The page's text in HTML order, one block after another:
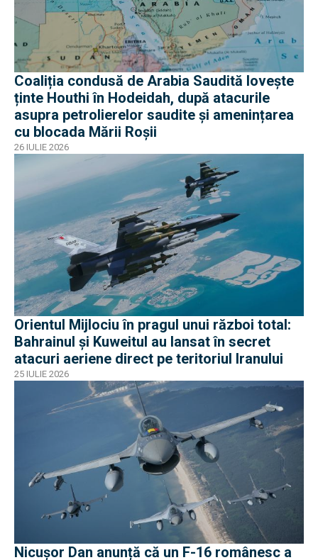
Coaliția condusă de Arabia Saudită lovește
ținte Houthi în Hodeidah, după atacurile
asupra petrolierelor saudite și amenințarea
cu blocada Mării Roșii
26 IULIE 2026
Orientul Mijlociu în pragul unui război total:
Bahrainul și Kuweitul au lansat în secret
atacuri aeriene direct pe teritoriul Iranului
25 IULIE 2026
Nicușor Dan anunță că un F-16 românesc a